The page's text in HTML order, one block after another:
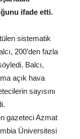
ifade etti.
sistematik
200’den fazla
Balcı,
açık hava
sayısını
gazeteci Azmat
Üniversitesi